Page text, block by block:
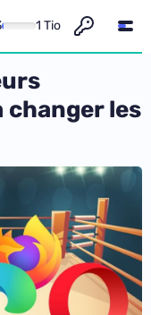
1 Tio
les